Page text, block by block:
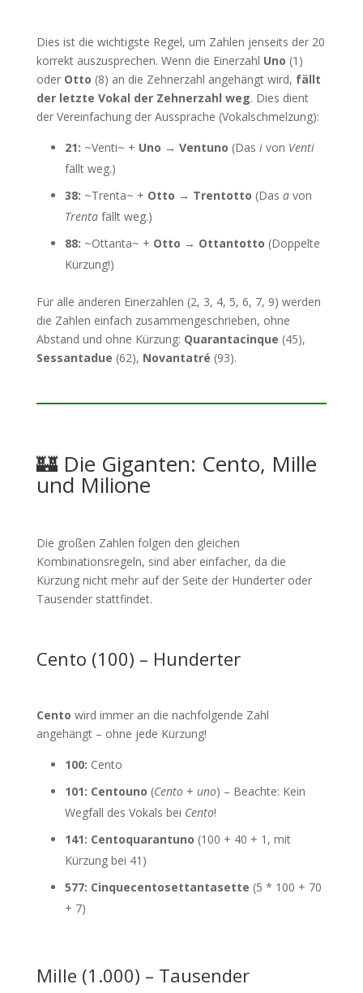
Dies ist die wichtigste Regel, um Zahlen jenseits der 20
korrekt auszusprechen. Wenn die Einerzahl Uno (1)
oder Otto (8) an die Zehnerzahl angehängt wird, fällt
der letzte Vokal der Zehnerzahl weg. Dies dient
der Vereinfachung der Aussprache (Vokalschmelzung):
21: ~Venti~ + Uno → Ventuno (Das ivon Venti
fällt weg.)
38: ~Trenta~ + Otto → Trentotto (Das avon
Trentafällt weg.)
88: ~Ottanta~ + Otto → Ottantotto (Doppelte
Kürzung!)
Für alle anderen Einerzahlen (2, 3, 4, 5, 6, 7, 9) werden
die Zahlen einfach zusammengeschrieben, ohne
Abstand und ohne Kürzung: Quarantacinque (45),
Sessantadue (62), Novantatré (93).
🏰 Die Giganten: Cento, Mille
und Milione
Die großen Zahlen folgen den gleichen
Kombinationsregeln, sind aber einfacher, da die
Kürzung nicht mehr auf der Seite der Hunderter oder
Tausender stattfindet.
Cento (100) – Hunderter
Cento wird immer an die nachfolgende Zahl
angehängt – ohne jede Kürzung!
100: Cento
101: Centouno (Cento+ uno) – Beachte: Kein
Wegfall des Vokals bei Cento!
141: Centoquarantuno (100 + 40 + 1, mit
Kürzung bei 41)
577: Cinquecentosettantasette (5 * 100 + 70
+ 7)
Mille (1.000) – Tausender